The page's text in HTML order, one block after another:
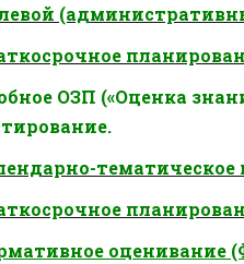
ОЗП («Оценка
оценивание